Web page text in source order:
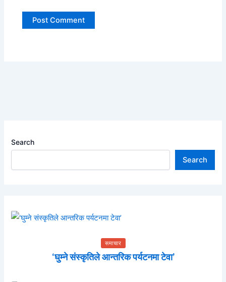
Search
Search
समाचार
‘घुम्ने संस्कृतिले आन्तरिक पर्यटनमा टेवा’